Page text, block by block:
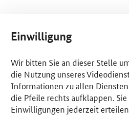
Einwilligung
Wir bitten Sie an dieser Stelle
die Nutzung unseres
Informationen zu allen
die Pfeile rechts aufklappen.
Einwilligungen jederzeit